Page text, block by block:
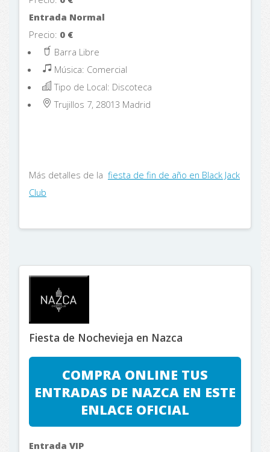
Entrada Normal
Precio: 0 €
Barra Libre
Música: Comercial
Tipo de Local: Discoteca
Trujillos 7, 28013 Madrid
Más detalles de la fiesta de fin de año en Black Jack
Club
Fiesta de Nochevieja en Nazca
COMPRA ONLINE TUS
ENTRADAS DE NAZCA EN ESTE
ENLACE OFICIAL
Entrada VIP